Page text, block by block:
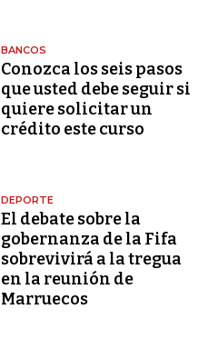
BANCOS
Conozca los seis pasos
que usted debe seguir si
quiere solicitar un
crédito este curso
DEPORTE
El debate sobre la
gobernanza de la Fifa
sobrevivirá a la tregua
en la reunión de
Marruecos